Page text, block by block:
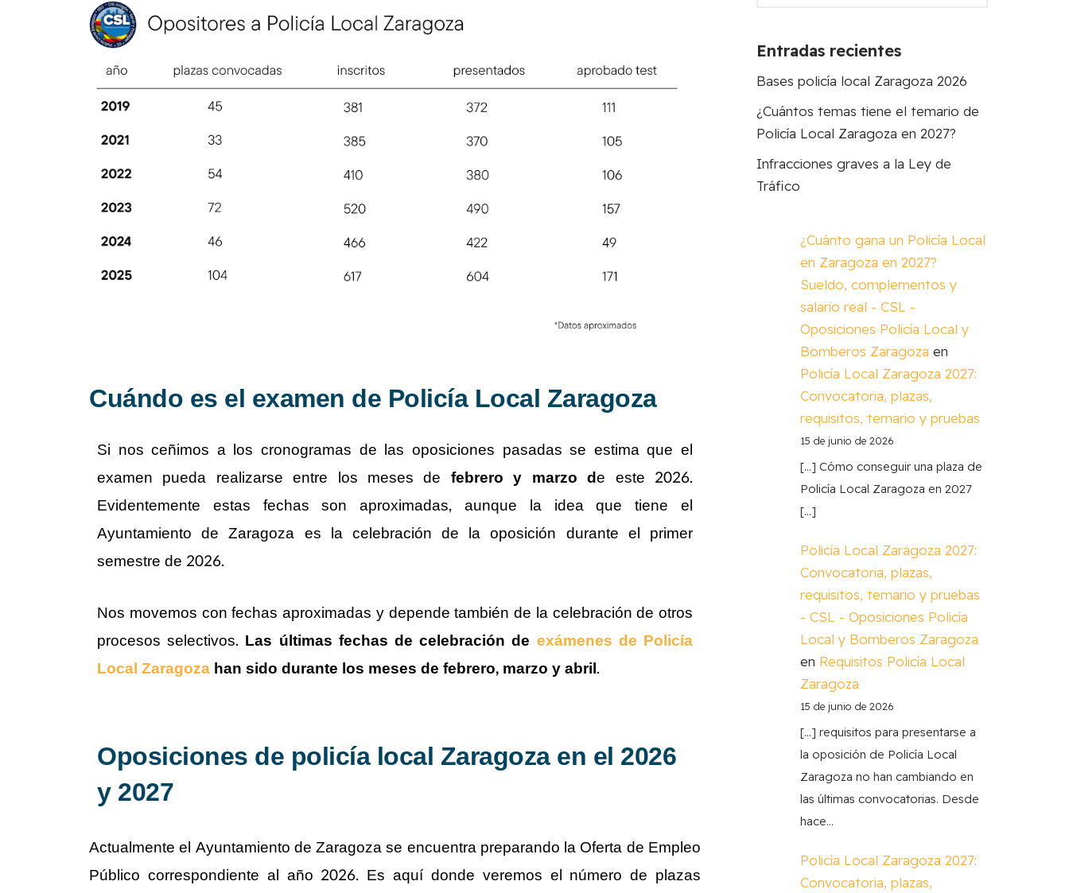
Cuándo es el examen de Policía Local Zaragoza
Si nos ceñimos a los cronogramas de las oposiciones pasadas se estima que el
examen pueda realizarse entre los meses de febrero y marzo de este 2026.
Evidentemente estas fechas son aproximadas, aunque la idea que tiene el
Ayuntamiento de Zaragoza es la celebración de la oposición durante el primer
semestre de 2026.
Nos movemos con fechas aproximadas y depende también de la celebración de otros
procesos selectivos. Las últimas fechas de celebración de exámenes de Policía
Local Zaragozahan sido durante los meses de febrero, marzo y abril.
Oposiciones de policía local Zaragoza en el 2026
y 2027
Actualmente el Ayuntamiento de Zaragoza se encuentra preparando la Oferta de Empleo
Público correspondiente al año 2026. Es aquí donde veremos el número de plazas
Entradas recientes
Bases policía local Zaragoza 2026
¿Cuántos temas tiene el temario de
Policía Local Zaragoza en 2027?
Infracciones graves a la Ley de
Tráfico
¿Cuánto gana un Policía Local
en Zaragoza en 2027?
Sueldo, complementos y
salario real - CSL -
Oposiciones Policía Local y
Bomberos Zaragoza en
Policía Local Zaragoza 2027:
Convocatoria, plazas,
requisitos, temario y pruebas
15 de junio de 2026
[…] Cómo conseguir una plaza de
Policía Local Zaragoza en 2027
[…]
Policía Local Zaragoza 2027:
Convocatoria, plazas,
requisitos, temario y pruebas
- CSL - Oposiciones Policía
Local y Bomberos Zaragoza
en Requisitos Policía Local
Zaragoza
15 de junio de 2026
[…] requisitos para presentarse a
la oposición de Policía Local
Zaragoza no han cambiando en
las últimas convocatorias. Desde
hace…
Policía Local Zaragoza 2027:
Convocatoria, plazas,